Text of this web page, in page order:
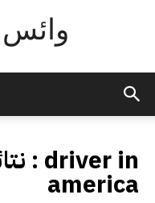
نتائج العلامات : driver in
america